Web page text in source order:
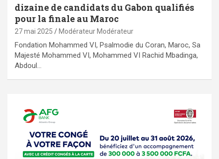
dizaine de candidats du Gabon qualifiés
pour la finale au Maroc
27 mai 2025 Modérateur Modérateur
Fondation Mohammed VI, Psalmodie du Coran, Maroc, Sa
Majesté Mohammed VI, Mohammed VI Rachid Mbadinga,
Abdoul…